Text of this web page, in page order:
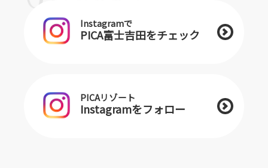
Instagramで
PICA富士吉田をチェック
PICAリゾート
Instagramをフォロー